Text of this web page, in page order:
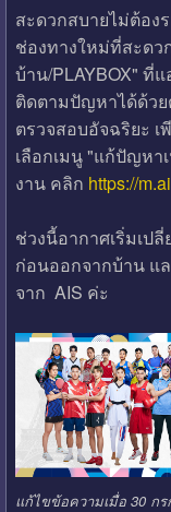
สะดวกสบายไม่ต้อง
ช่องทางใหม่ที่สะด
บ้าน/PLAYBOX" ที่
ติดตามปัญหาได้ด้วย
ตรวจสอบอัจฉริยะ
เลือกเมนู "แก้ปัญหา
งาน คลิก https://
ช่วงนี้อากาศเริ่มเป
ก่อนออกจากบ้าน แ
จาก AIS ค่ะ
แก้ไขข้อความเมื่อ 30 กร